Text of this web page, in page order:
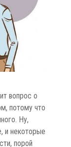
вопрос о
потому что
Ну,
и некоторые
порой